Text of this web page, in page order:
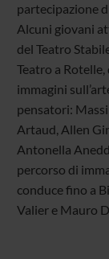
partecipazione
Alcuni giovani
del Teatro
Teatro a Rotelle,
immagini
pensatori:
Artaud, Allen
Antonella
percorso di
conduce fino a
Valier e Mauro